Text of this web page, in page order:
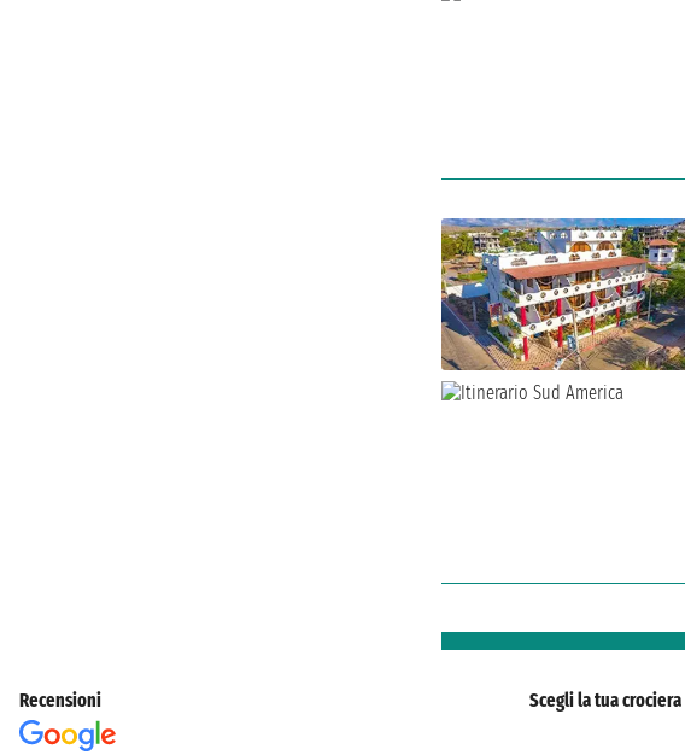
Recensioni Scegli la tua crociera